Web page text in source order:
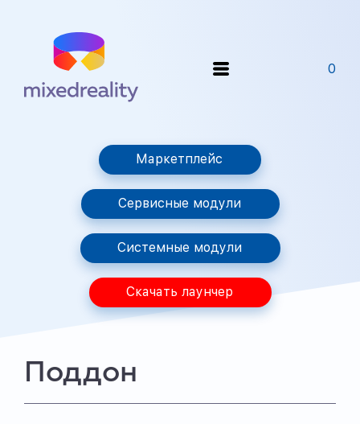
0
Маркетплейс
Сервисные модули
Системные модули
Скачать лаунчер
Поддон